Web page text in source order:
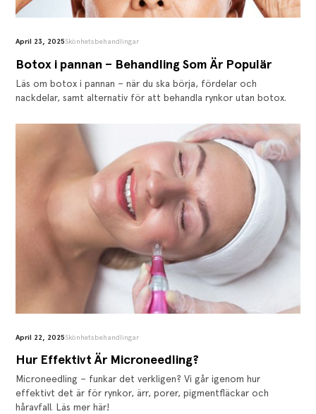
April 23, 2025Skönhetsbehandlingar
Botox i pannan – Behandling Som Är Populär
Läs om botox i pannan – när du ska börja, fördelar och
nackdelar, samt alternativ för att behandla rynkor utan botox.
April 22, 2025Skönhetsbehandlingar
‍Hur Effektivt Är Microneedling?
Microneedling – funkar det verkligen? Vi går igenom hur
effektivt det är för rynkor, ärr, porer, pigmentfläckar och
håravfall. Läs mer här!